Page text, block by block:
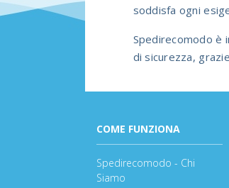
soddisfa ogni
Spedirecomodo è
di sicurezza,
COME FUNZIONA
Spedirecomodo - Chi
Siamo